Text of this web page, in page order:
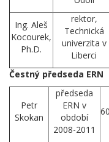
Ing. Aleš
Kocourek,
Ph.D.
rektor,
Technická
univerzita v
Liberci
Čestný předseda ERN
Petr
Skokan
předseda
ERN v
období
2008-2011